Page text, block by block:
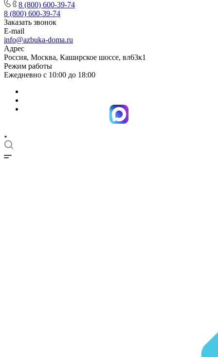
8 (800) 600-39-74
8 (800) 600-39-74
Заказать звонок
E-mail
info@azbuka-doma.ru
Адрес
Россия, Москва, Каширское шоссе, вл63к1
Режим работы
Ежедневно с 10:00 до 18:00